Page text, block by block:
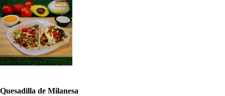
Quesadilla de Milanesa